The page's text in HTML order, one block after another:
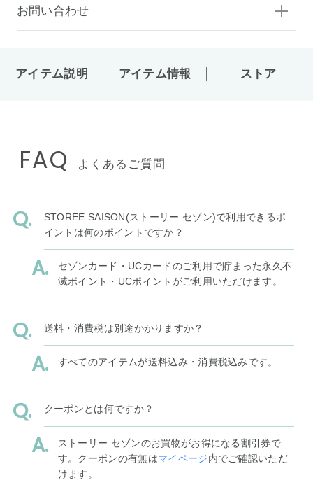
お問い合わせ
アイテム説明 アイテム情報 ストア
FAQ よくあるご質問
STOREE SAISON(ストーリー セゾン)で利用できるポ
イントは何のポイントですか？
セゾンカード・UCカードのご利用で貯まった永久不
滅ポイント・UCポイントがご利用いただけます。
送料・消費税は別途かかりますか？
すべてのアイテムが送料込み・消費税込みです。
クーポンとは何ですか？
ストーリー セゾンのお買物がお得になる割引券で
す。クーポンの有無はマイページ内でご確認いただ
けます。